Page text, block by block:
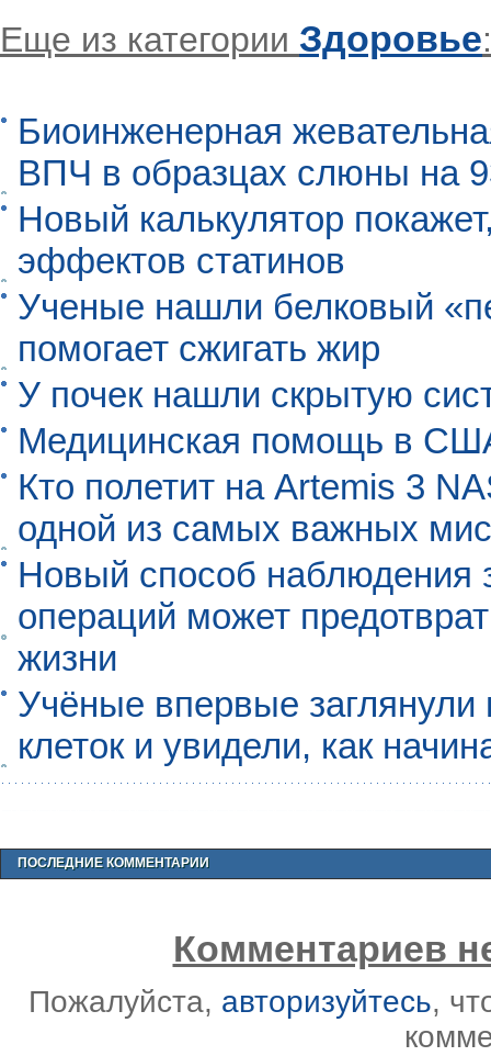
Еще из категории Здоровье:
Биоинженерная
ВПЧ в образцах слюны на
Новый калькулятор
эффектов статинов
Ученые нашли белковый
помогает сжигать жир
У почек нашли скрытую
Медицинская помощь в
Кто полетит на Artemis 3
одной из самых важных
Новый способ наблюдения
операций может
жизни
Учёные впервые
клеток и увидели, как
ПОСЛЕДНИЕ КОММЕНТАРИИ
Комментариев
Пожалуйста, авторизуйтесь,